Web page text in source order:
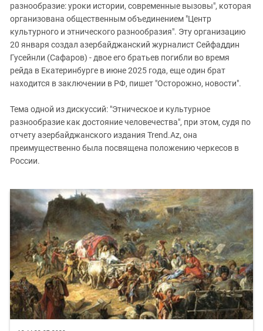
разнообразие: уроки истории, современные вызовы", которая
организована общественным объединением "Центр
культурного и этнического разнообразия". Эту организацию
20 января создал азербайджанский журналист Сейфаддин
Гусейнли (Сафаров) - двое его братьев погибли во время
рейда в Екатеринбурге в июне 2025 года, еще один брат
находится в заключении в РФ, пишет "Осторожно, новости".
Тема одной из дискуссий: "Этническое и культурное
разнообразие как достояние человечества", при этом, судя по
отчету азербайджанского издания Trend.Az, она
преимущественно была посвящена положению черкесов в
России.